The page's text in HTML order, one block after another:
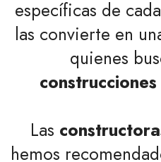
específicas de
las convierte en
quienes
construcciones
Las
hemos